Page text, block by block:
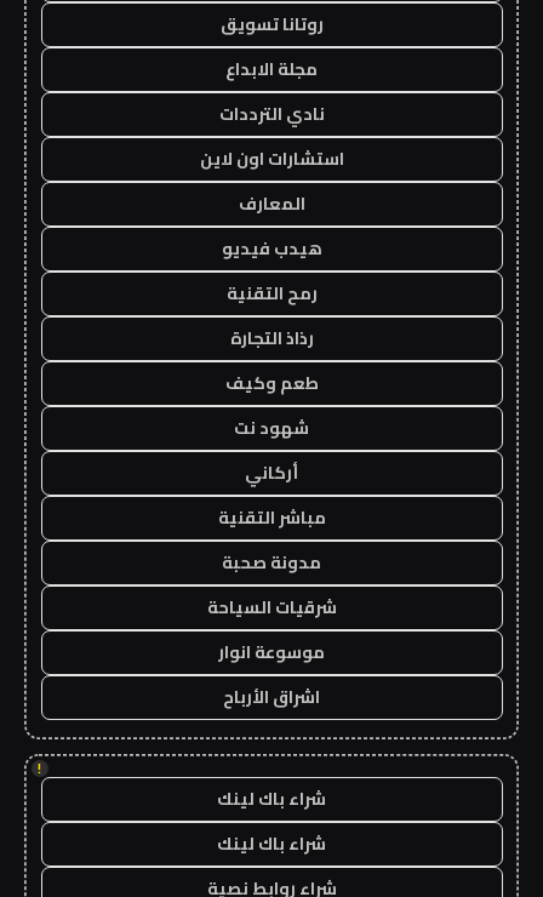
روتانا تسويق
مجلة الابداع
نادي الترددات
استشارات اون لاين
المعارف
هيدب فيديو
رمح التقنية
رذاذ التجارة
طعم وكيف
شهود نت
أركاني
مباشر التقنية
مدونة صحبة
شرقيات السياحة
موسوعة انوار
اشراق الأرباح
!
شراء باك لينك
شراء باك لينك
شراء روابط نصية